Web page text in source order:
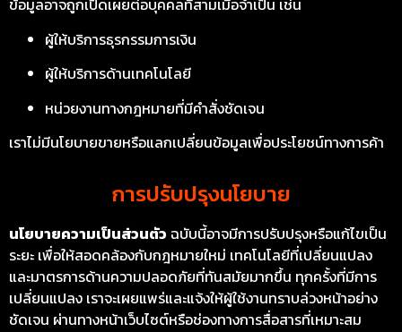
ข้อมูลอาจถูกเปิดเผยต่อบุคคลที่สามเมื่อจำเป็น เช่น
ผู้ให้บริการธุรกรรมการเงิน
ผู้ให้บริการด้านเทคโนโลยี
หน่วยงานทางกฎหมายที่มีคำสั่งชัดเจน
เราไม่มีนโยบายขายหรือแลกเปลี่ยนข้อมูลเพื่อประโยชน์ทางการค้า
การปรับปรุงนโยบาย
นโยบายความเป็นส่วนตัว ฉบับนี้อาจมีการปรับปรุงหรือแก้ไขเป็น
ระยะ เพื่อให้สอดคล้องกับกฎหมายใหม่ เทคโนโลยีที่เปลี่ยนแปลง
และมาตรการด้านความปลอดภัยที่ทันสมัยมากขึ้น ทุกครั้งที่มีการ
เปลี่ยนแปลง เราจะเผยแพร่และแจ้งให้ผู้ใช้งานทราบล่วงหน้าอย่าง
ชัดเจน ผ่านทางหน้าเว็บไซต์หรือช่องทางการสื่อสารที่เหมาะสม